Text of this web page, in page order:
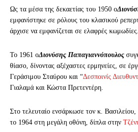
Ως τα μέσα της δεκαετίας του 1950 ο
εμφανίστηκε σε ρόλους του κλασικού
άρχισε να εμφανίζεται σε ελαφρές κωμωδίες.
Το 1961 οΔιονύσης Παπαγιαννόπουλος
θίασο, δίνοντας αξέχαστες ερμηνείες, σε
Γεράσιμου Σταύρου και “Δεσποινίς
Γιαλαμά και Κώστα Πρετεντέρη.
Στο τελευταίο ενσάρκωσε τον κ.
το 1964 στη μεγάλη οθόνη, δίπλα στην